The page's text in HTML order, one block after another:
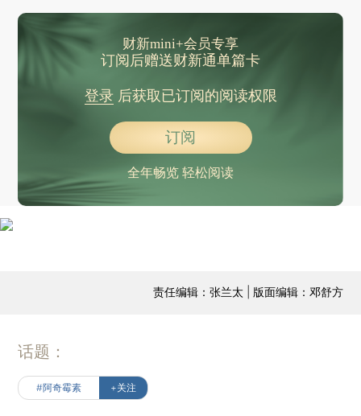
财新mini+会员专享
订阅后赠送财新通单篇卡
登录后获取已订阅的阅读权限
订阅
全年畅览 轻松阅读
责任编辑：张兰太 | 版面编辑：邓舒方
话题：
#阿奇霉素 +关注